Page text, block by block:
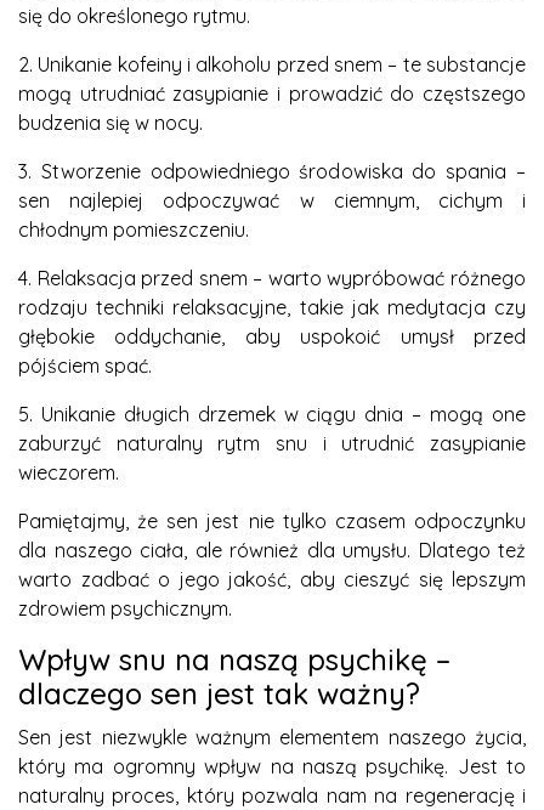
się do określonego rytmu.
2. Unikanie kofeiny i alkoholu przed snem – te substancje
mogą utrudniać zasypianie i prowadzić do częstszego
budzenia się w nocy.
3. Stworzenie odpowiedniego środowiska do spania –
sen najlepiej odpoczywać w ciemnym, cichym i
chłodnym pomieszczeniu.
4. Relaksacja przed snem – warto wypróbować różnego
rodzaju techniki relaksacyjne, takie jak medytacja czy
głębokie oddychanie, aby uspokoić umysł przed
pójściem spać.
5. Unikanie długich drzemek w ciągu dnia – mogą one
zaburzyć naturalny rytm snu i utrudnić zasypianie
wieczorem.
Pamiętajmy, że sen jest nie tylko czasem odpoczynku
dla naszego ciała, ale również dla umysłu. Dlatego też
warto zadbać o jego jakość, aby cieszyć się lepszym
zdrowiem psychicznym.
Wpływ snu na naszą psychikę –
dlaczego sen jest tak ważny?
Sen jest niezwykle ważnym elementem naszego życia,
który ma ogromny wpływ na naszą psychikę. Jest to
naturalny proces, który pozwala nam na regenerację i